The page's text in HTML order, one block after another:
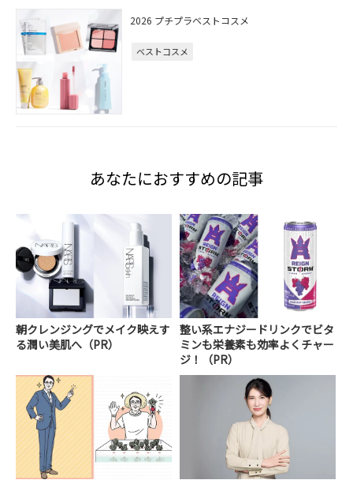
2026 プチプラベストコスメ
ベストコスメ
あなたにおすすめの記事
朝クレンジングでメイク映えす
る潤い美肌へ（PR）
整い系エナジードリンクでビタ
ミンも栄養素も効率よくチャー
ジ！（PR）